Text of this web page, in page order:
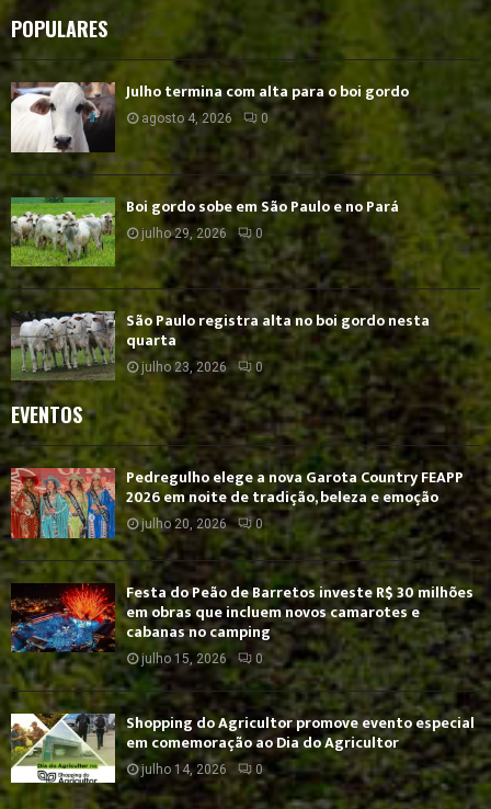
POPULARES
Julho termina com alta para o boi gordo
agosto 4, 2026 0
Boi gordo sobe em São Paulo e no Pará
julho 29, 2026 0
São Paulo registra alta no boi gordo nesta
quarta
julho 23, 2026 0
EVENTOS
Pedregulho elege a nova Garota Country FEAPP
2026 em noite de tradição, beleza e emoção
julho 20, 2026 0
Festa do Peão de Barretos investe R$ 30 milhões
em obras que incluem novos camarotes e
cabanas no camping
julho 15, 2026 0
Shopping do Agricultor promove evento especial
em comemoração ao Dia do Agricultor
julho 14, 2026 0